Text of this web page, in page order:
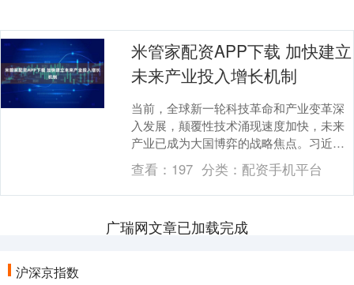
米管家配资APP下载 加快建立
未来产业投入增长机制
当前，全球新一轮科技革命和产业变革深
入发展，颠覆性技术涌现速度加快，未来
产业已成为大国博弈的战略焦点。习近平
总书记在二十届中共中央政治局第二十四
次集体学习时强调....
查看： 197 分类： 配资手机平台
广瑞网文章已加载完成
沪深京指数